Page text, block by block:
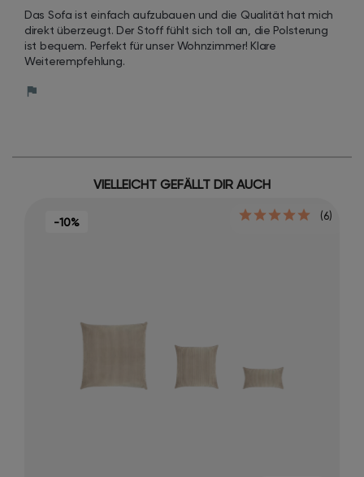
Das Sofa ist einfach aufzubauen und die Qualität hat mich
direkt überzeugt. Der Stoff fühlt sich toll an, die Polsterung
ist bequem. Perfekt für unser Wohnzimmer! Klare
Weiterempfehlung.
VIELLEICHT GEFÄLLT DIR AUCH
-10% (6)